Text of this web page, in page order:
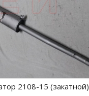
2108-15 (закатной)